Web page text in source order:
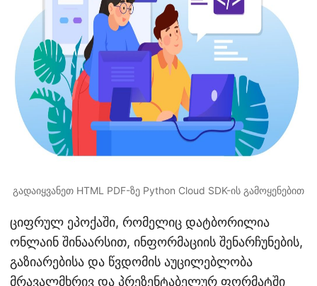
გადაიყვანეთ HTML PDF-ზე Python Cloud SDK-ის გამოყენებით
ციფრულ ეპოქაში, რომელიც დატბორილია
ონლაინ შინაარსით, ინფორმაციის შენარჩუნების,
გაზიარებისა და წვდომის აუცილებლობა
მრავალმხრივ და პრეზენტაბელურ ფორმატში